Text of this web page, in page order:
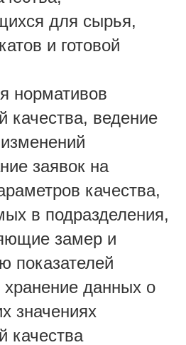
для сырья,
и готовой
нормативов
качества, ведение
заявок на
качества,
в подразделения,
замер и
показателей
хранение данных о
значениях
качества